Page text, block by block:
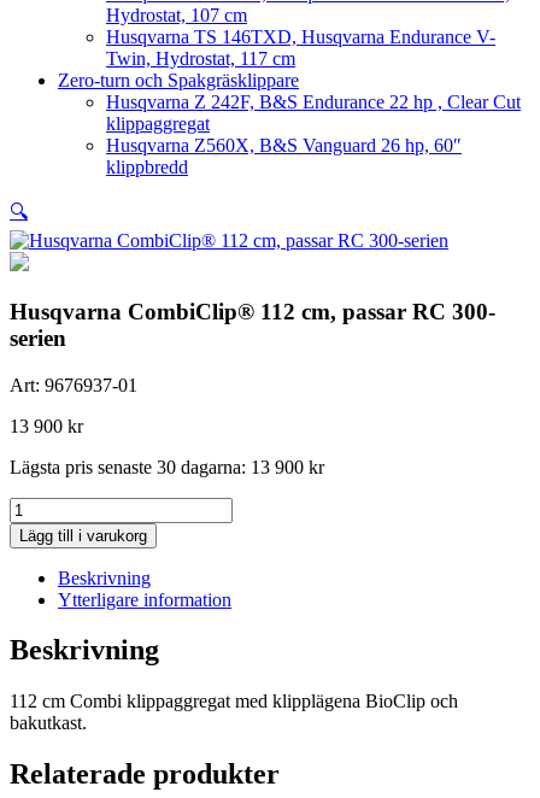
Hydrostat, 107 cm
Husqvarna TS 146TXD, Husqvarna Endurance V-
Twin, Hydrostat, 117 cm
Zero-turn och Spakgräsklippare
Husqvarna Z 242F, B&S Endurance 22 hp , Clear Cut
klippaggregat
Husqvarna Z560X, B&S Vanguard 26 hp, 60″
klippbredd
🔍
Husqvarna CombiClip® 112 cm, passar RC 300-
serien
Art: 9676937-01
13 900 kr
Lägsta pris senaste 30 dagarna: 13 900 kr
Husqvarna
CombiClip®
112
passar
300-
serien
Lägg till i varukorg
Beskrivning
Ytterligare information
Beskrivning
112 cm Combi klippaggregat med klipplägena BioClip och
bakutkast.
Relaterade produkter